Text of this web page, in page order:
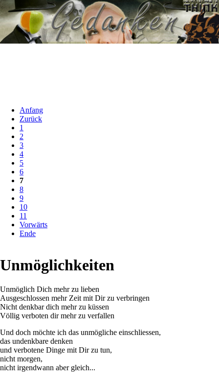
Anfang
Zurück
1
2
3
4
5
6
7
8
9
10
11
Vorwärts
Ende
Unmöglichkeiten
Unmöglich Dich mehr zu lieben
Ausgeschlossen mehr Zeit mit Dir zu verbringen
Nicht denkbar dich mehr zu küssen
Völlig verboten dir mehr zu verfallen
Und doch möchte ich das unmögliche einschliessen,
das undenkbare denken
und verbotene Dinge mit Dir zu tun,
nicht morgen,
nicht irgendwann aber gleich...